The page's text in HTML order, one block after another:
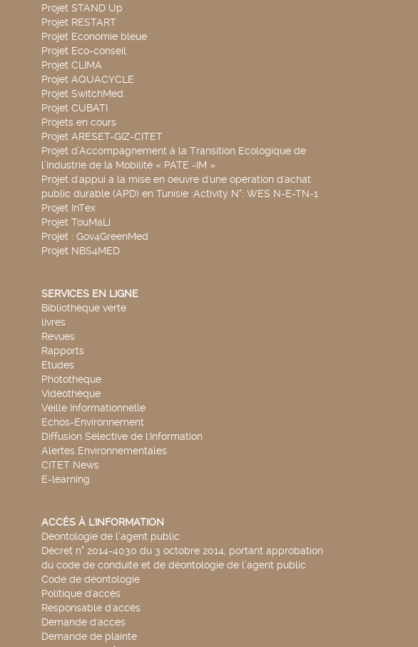
Projet STAND Up
Projet RESTART
Projet Economie bleue
Projet Eco-conseil
Projet CLIMA
Projet AQUACYCLE
Projet SwitchMed
Projet CUBATI
Projets en cours
Projet ARESET-GIZ-CITET
Projet d’Accompagnement à la Transition Ecologique de
l’Industrie de la Mobilité « PATE -IM »
Projet d'appui à la mise en oeuvre d'une opération d'achat
public durable (APD) en Tunisie :Activity N°: WES N-E-TN-1
Projet InTex
Projet TouMaLi
Projet : Gov4GreenMed
Projet NBS4MED
SERVICES EN LIGNE
Bibliothèque verte
livres
Revues
Rapports
Etudes
Photothèque
Vidéothèque
Veille Informationnelle
Echos-Environnement
Diffusion Sélective de l'Information
Alertes Environnementales
CITET News
E-learning
ACCÈS À L'INFORMATION
Déontologie de l’agent public
Décret n° 2014-4030 du 3 octobre 2014, portant approbation
du code de conduite et de déontologie de l’agent public
Code de déontologie
Politique d'accès
Responsable d'accès
Demande d'accès
Demande de plainte